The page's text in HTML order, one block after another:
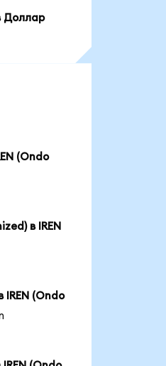
Доллар
(Ondo
в IREN
IREN (Ondo